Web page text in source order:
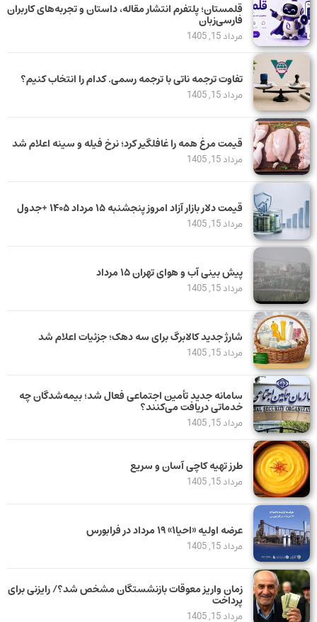
قلمستان؛ پلتفرم انتشار مقاله، داستان و تجربه‌های کاربران
فارسی‌زبان
مرداد 15, 1405
تفاوت ترجمه ناتی با ترجمه رسمی. کدام را انتخاب کنیم؟
مرداد 15, 1405
قیمت مرغ همه را غافلگیر کرد؛ نرخ فیله و سینه اعلام شد
مرداد 15, 1405
قیمت دلار بازار آزاد امروز پنجشنبه ۱۵ مرداد ۱۴۰۵ +جدول
مرداد 15, 1405
پیش بینی آب و هوای تهران ۱۵ مرداد
مرداد 15, 1405
شارژ جدید کالابرگ برای سه دهک؛ جزئیات اعلام شد
مرداد 15, 1405
سامانه جدید تأمین اجتماعی فعال شد؛ بیمه‌شدگان چه
خدماتی دریافت می‌کنند؟
مرداد 15, 1405
طرز تهیه کاچی آسان و سریع
مرداد 15, 1405
عرضه اولیه «احیا۱» ۱۹ مرداد در فرابورس
مرداد 15, 1405
زمان واریز معوقات بازنشستگان مشخص شد؟/ رایزنی برای
پرداخت
مرداد 15, 1405